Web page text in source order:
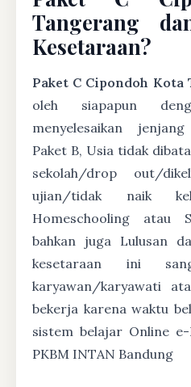
Tangerang
Kesetaraan?
Paket C Cipondoh Kota
oleh siapapun
menyelesaikan
Paket B, Usia tidak
sekolah/drop out/
ujian/tidak naik
Homeschooling atau
bahkan juga Lulusan
kesetaraan ini
karyawan/karyawati
bekerja karena waktu
sistem belajar Online
PKBM INTAN Bandung